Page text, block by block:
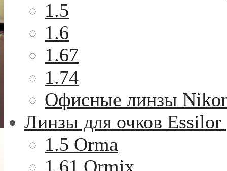
1.5
1.6
1.67
1.74
Офисные линзы
Линзы для очков
1.5 Orma
1.61 Ormix